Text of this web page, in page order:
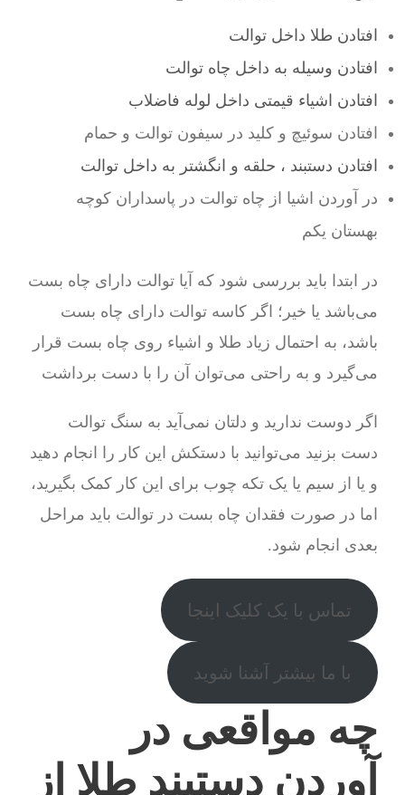
افتادن طلا داخل توالت
افتادن وسیله به داخل چاه توالت
افتادن اشیاء قیمتی داخل لوله فاضلاب
افتادن سوئیچ و کلید در سیفون توالت و حمام
افتادن دستبند ، حلقه و انگشتر به داخل توالت
در آوردن اشیا از چاه توالت در پاسداران کوچه
بهستان یکم
در ابتدا باید بررسی شود که آیا توالت دارای چاه بست
می‌باشد یا خیر؛ اگر کاسه توالت دارای چاه بست
باشد، به احتمال زیاد طلا و اشیاء روی چاه بست قرار
می‌گیرد و به راحتی می‌توان آن را با دست برداشت
اگر دوست ندارید و دلتان نمی‌آید به سنگ توالت
دست بزنید می‌توانید با دستکش این کار را انجام دهید
و یا از سیم یا یک تکه چوب برای این کار کمک بگیرید،
اما در صورت فقدان چاه بست در توالت باید مراحل
بعدی انجام شود.
تماس با یک کلیک اینجا
با ما بیشتر آشنا شوید
چه مواقعی در
آوردن دستبند طلا از